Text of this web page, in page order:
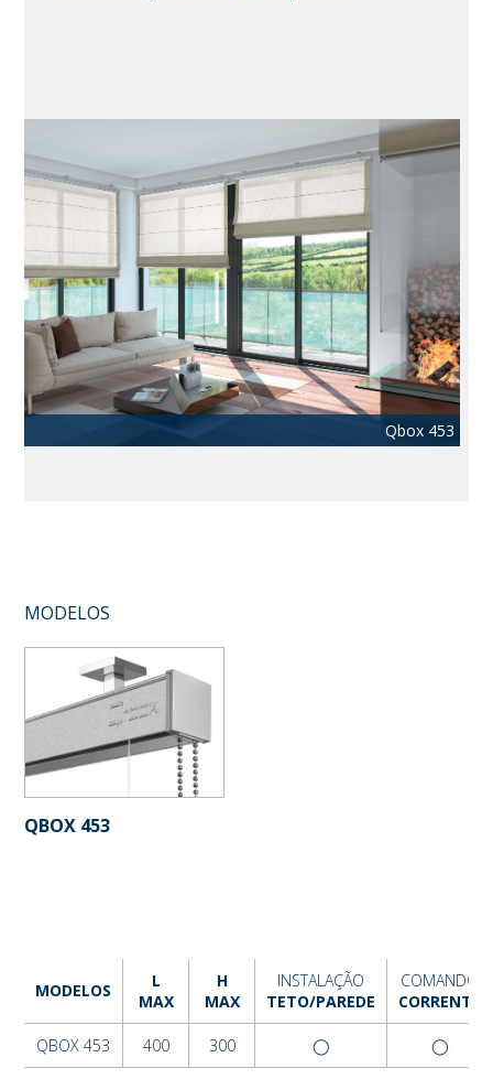
Qbox 453
MODELOS
QBOX 453
MODELOS
L
MAX
H
MAX
INSTALAÇÃO
TETO/PAREDE
COMANDO
CORRENTE
QBOX 453 400 300 ◯ ◯